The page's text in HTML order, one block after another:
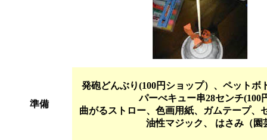
準備
発砲どんぶり(100円ショップ）、ペットボ
パーべキュー串28センチ(100
曲がるストロー、色画用紙、ガムテープ、
油性マジック、 はさみ（園